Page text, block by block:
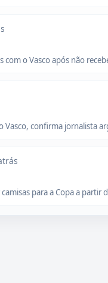
com o Vasco após não
Vasco, confirma jornalista
para a Copa a partir